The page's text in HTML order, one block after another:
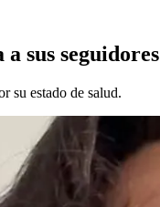
sus seguidores
su estado de salud.